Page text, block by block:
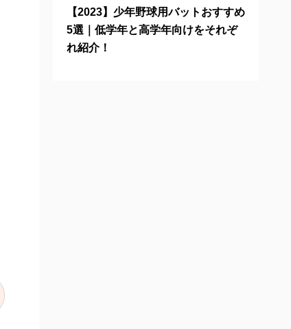
【2023】少年野球用バットおすすめ
5選｜低学年と高学年向けをそれぞ
れ紹介！